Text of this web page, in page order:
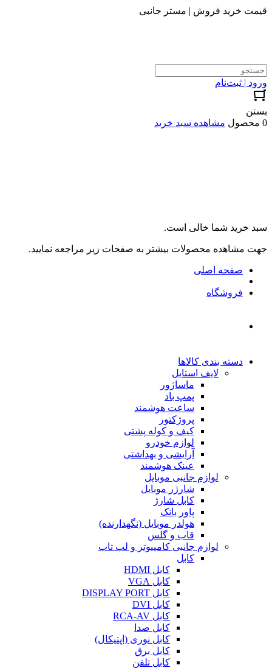
قیمت خرید فروش | مستر جانبی
ورود | ثبت‌نام
بستن
0 محصول
مشاهده سبد خرید
سبد خرید شما خالی است.
جهت مشاهده محصولات بیشتر به صفحات زیر مراجعه نمایید.
صفحه اصلی
فروشگاه
دسته بندی کالاها
لایف استایل
ماساژور
پمپ باد
ساعت هوشمند
پروژکتور
کیف و کوله پشتی
لوازم خودرو
آرایشی و بهداشتی
عینک هوشمند
لوازم جانبی موبایل
شارژر موبایل
کابل شارژ
پاور بانک
هولدر موبایل (نگهدارنده)
قاب و گلس
لوازم جانبی کامپیوتر و لپ تاپ
کابل
کابل HDMI
کابل VGA
کابل DISPLAY PORT
کابل DVI
کابل RCA-AV
کابل صدا
کابل نوری (اپتیکال)
کابل برق
کابل تلفن